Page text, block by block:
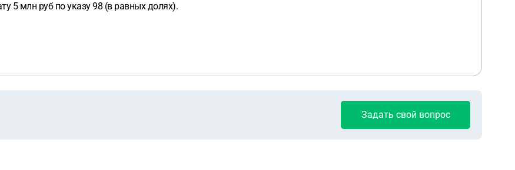
5 млн руб по указу 98 (в равных долях).
Задать свой вопрос